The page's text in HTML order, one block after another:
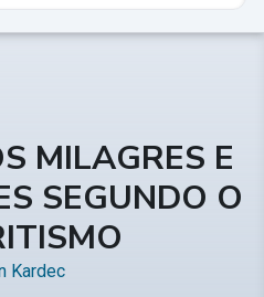
MILAGRES E
SEGUNDO O
Kardec